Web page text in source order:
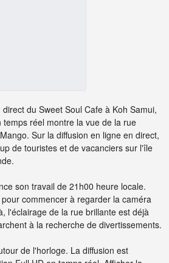
du Sweet Soul Cafe à Koh Samui,
réel montre la vue de la rue
Sur la diffusion en ligne en direct,
de touristes et de vacanciers sur l'île
son travail de 21h00 heure locale.
commencer à regarder la caméra
l'éclairage de la rue brillante est déjà
à la recherche de divertissements.
de l'horloge. La diffusion est